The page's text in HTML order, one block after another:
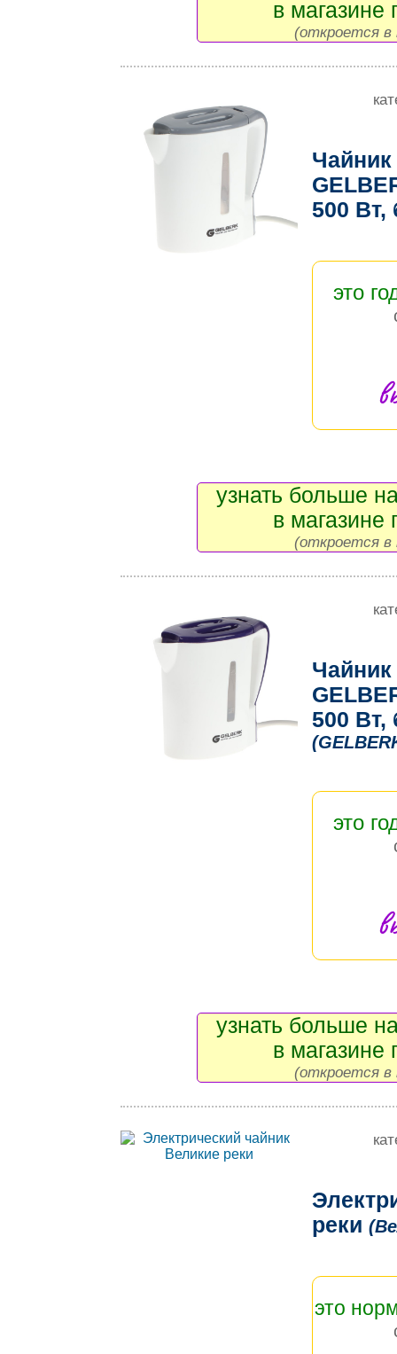
в магазине
(откроется в
Чайник
500
это
узнать больше
в магазине
(откроется в
Чайник
500
это
узнать больше
в магазине
(откроется в
реки
это